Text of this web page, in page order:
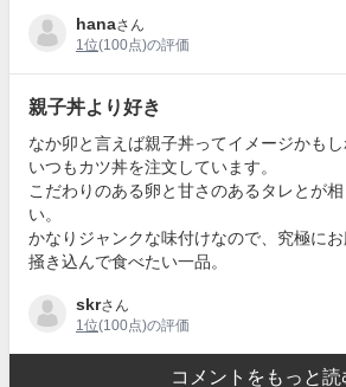
hanaさん
1位(100点)の評価
親子丼より好き
なか卯と言えば親子丼ってイメージかも
いつもカツ丼を注文しています。
こだわりのある卵と甘さのあるタレとが
い。
かなりジャンクな味付けなので、究極に
掻き込んで食べたい一品。
skrさん
1位(100点)の評価
コメントをもっと読